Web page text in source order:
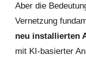
Aber die
Vernetzung
neu installierten
mit KI-basierter